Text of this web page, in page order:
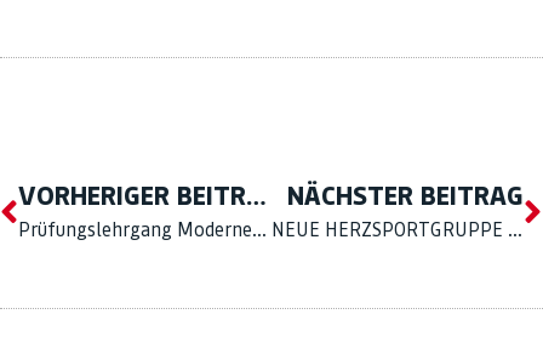
VORHERIGER BEITRAG
Prüfungslehrgang Moderne Schwertkunst
NÄCHSTER BEITRAG
NEUE HERZSPORTGRUPPE STARTET AB DEM 7. MAI